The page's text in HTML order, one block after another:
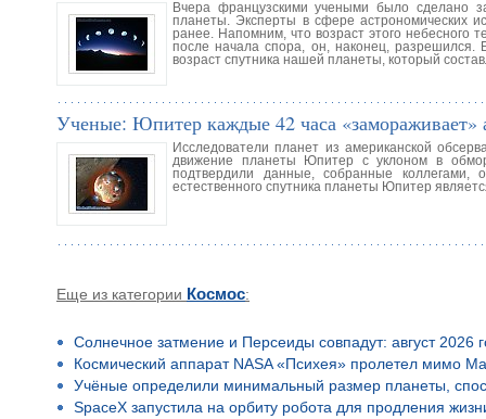
Вчера французскими учеными было сделано
планеты. Эксперты в сфере астрономических
ранее. Напомним, что возраст этого небесного
после начала спора, он, наконец, разрешился.
возраст спутника нашей планеты, который
Ученые: Юпитер каждые 42 часа «замораживает»
Исследователи планет из американской
движение планеты Юпитер с уклоном в
подтвердили данные, собранные коллегами,
естественного спутника планеты Юпитер
Еще из категории Космос:
Солнечное затмение и Персеиды совпадут: август 2026
Космический аппарат NASA «Психея» пролетел мимо
Учёные определили минимальный размер планеты,
SpaceX запустила на орбиту робота для продления